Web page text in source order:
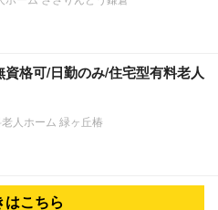
資格可/日勤のみ/住宅型有料老人
人ホーム 緑ヶ丘椿
はこちら